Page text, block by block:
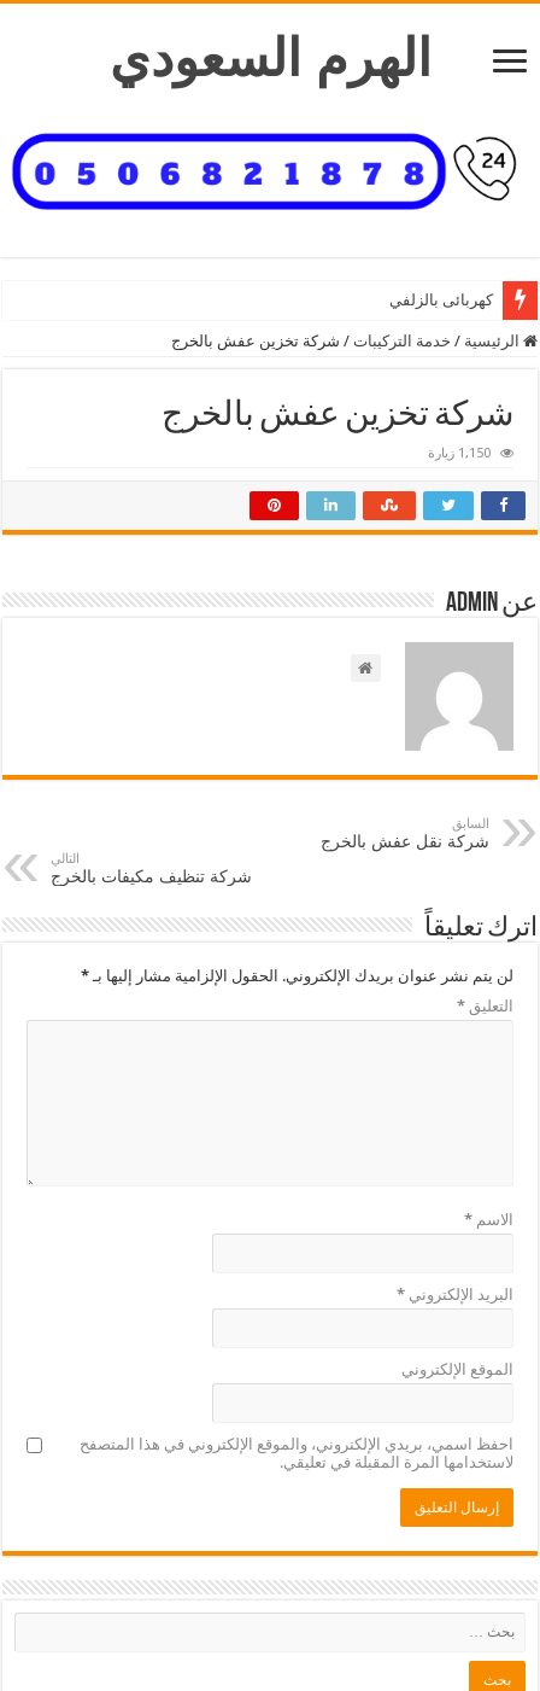
الهرم السعودي
كهربائى بالزلفي
الرئيسية / خدمة التركيبات / شركة تخزين عفش بالخرج
شركة تخزين عفش بالخرج
1,150 زيارة
عن admin
السابق
شركة نقل عفش بالخرج
التالي
شركة تنظيف مكيفات بالخرج
اترك تعليقاً
لن يتم نشر عنوان بريدك الإلكتروني. الحقول الإلزامية مشار إليها بـ*
التعليق*
الاسم*
البريد الإلكتروني*
الموقع الإلكتروني
احفظ اسمي، بريدي الإلكتروني، والموقع الإلكتروني في هذا المتصفح
لاستخدامها المرة المقبلة في تعليقي.